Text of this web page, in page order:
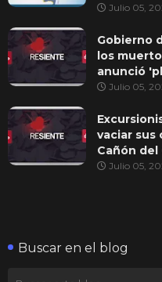
Julio 05,
Gobierno
los
anunció
Julio 05,
vaciar sus
Cañón del
Julio 05,
Buscar en el blog